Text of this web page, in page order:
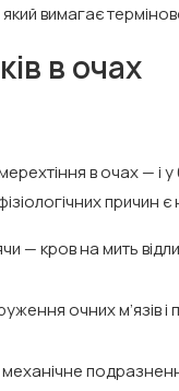
вимагає
в очах
в очах —
причин
— кров на мить
очних м’язів і